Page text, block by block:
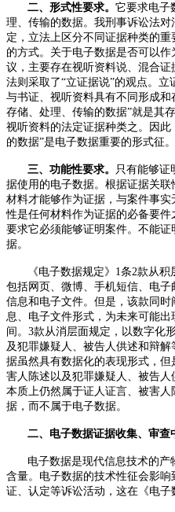
二、形式性要求。 它要求电子
理、传输的数据。我刑事诉讼法
定，立法上区分不同证据种类的
的方式。关于电子数据是否可以
议，主要存在视听资料说、混合
法则采取了“立证据说”的观点。
与书证、视听资料具有不同形成
存储、处理、传输的数据”就是其
视听资料的法定证据种类之。因
的数据”是电子数据重要的形式征。
三、功能性要求。
只有能够证
据使用的电子数据。根据证据关
材料才能够作为证据，与案件事
性是任何材料作为证据的必备要件
要求它必须能够证明案件。不能
据。
《电子数据规定》 1 条2款从积
包括网页、微博、手机短信、电
信息和电子文件。但是，该款同
息、电子文件形式，为未来可能
间。 3款从消层面规定，以数字化
及犯罪嫌疑人、被告人供述和辩
据虽然具有数据化的表现形式，
害人陈述以及犯罪嫌疑人、被告
本质上仍然属于证人证言、被害
据，而不属于电子数据。
二、电子数据证据收集、审查
电子数据是现代信息技术的
含量。电子数据的技术性征会影
证、认定等诉讼活动，这在《电子